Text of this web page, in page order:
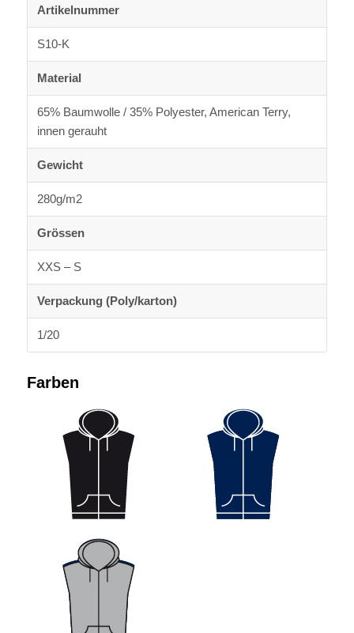
Artikelnummer
S10-K
Material
65% Baumwolle / 35% Polyester, American Terry,
innen gerauht
Gewicht
280g/m2
Grössen
XXS – S
Verpackung (Poly/karton)
1/20
Farben